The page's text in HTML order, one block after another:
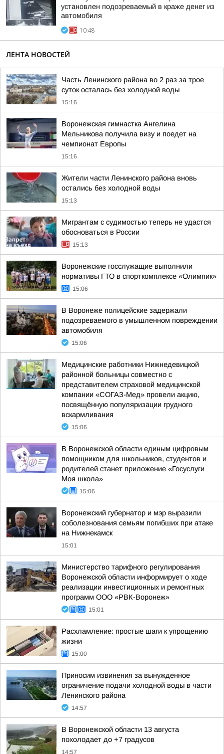
установлен подозреваемый в краже денег из
автомобиля
10:48
ЛЕНТА НОВОСТЕЙ
Часть Ленинского района во 2 раз за трое
суток осталась без холодной воды
15:16
Воронежская гимнастка Ангелина
Мельникова получила визу и поедет на
чемпионат Европы
15:16
Жители части Ленинского района вновь
остались без холодной воды
15:13
Мигрантам с судимостью теперь не удастся
обосноваться в России
15:13
Воронежские госслужащие выполнили
нормативы ГТО в спорткомплексе «Олимпик»
15:06
В Воронеже полицейские задержали
подозреваемого в умышленном повреждении
автомобиля
15:06
Медицинские работники Нижнедевицкой
районной больницы совместно с
представителем страховой медицинской
компании «СОГАЗ-Мед» провели акцию,
посвящённую популяризации грудного
вскармливания
15:06
В Воронежской области единым цифровым
помощником для школьников, студентов и
родителей станет приложение «Госуслуги
Моя школа»
15:06
Воронежский губернатор и мэр выразили
соболезнования семьям погибших при атаке
на Нижнекамск
15:01
Министерство тарифного регулирования
Воронежской области информирует о ходе
реализации инвестиционных и ремонтных
программ ООО «РВК-Воронеж»
15:01
Расхламление: простые шаги к упрощению
жизни
15:00
Приносим извинения за вынужденное
ограничение подачи холодной воды в части
Ленинского района
14:57
В Воронежской области 13 августа
похолодает до +7 градусов
14:57